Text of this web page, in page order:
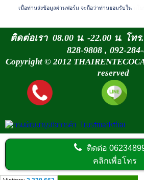
เมื่อท่านส่งข้อมูลผ่านฟอร์ม จะถือว่าท่านยอมรับในนโย
ติดต่อเรา 08.00 น. -22.00 น. โทร.
828-9808 , 092-
Copyright © 2012
reserved
ติดต่อ
คลิกเพื่อโทร